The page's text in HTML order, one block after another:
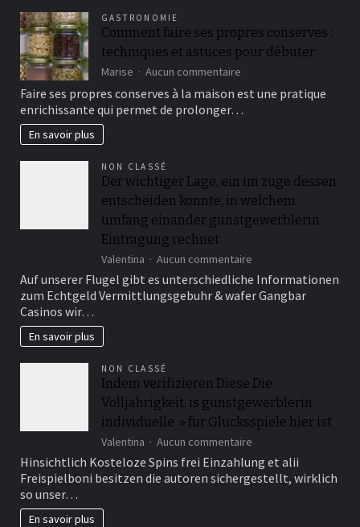
store
gevinster
for
GASTRONOMIE
Comment faire ses propres conserves :
techniques et astuces pour débuter
Marise Aucun commentaire
faire
ses
techniques
et
astuces
pour
débuter
Faire ses propres conserves à la maison est une pratique
enrichissante qui permet de prolonger…
En savoir plus
NON CLASSÉ
Der wichtiger Lage, ein im zuge dessen
entscheiden konnte, in welchem
umfang einander gunstgewerblerin
Eintragung rechnet
Valentina Aucun commentaire
Der
wichtiger
Lage,
entscheiden
konnte,
in
welchem
umfang
gunstgewerblerin
Eintragung
rechnet
Auf unserer Flugel gibt es unterschiedliche Informationen
zum Echtgeld Vermittlungsgebuhr & wafer Gangbar
Casinos wir…
En savoir plus
NON CLASSÉ
Indem verifizieren Diese Die
Volljahrigkeit, is gunstgewerblerin
individuelle » fur Glucksspiele hier ist
Valentina Aucun commentaire
Indem
verifizieren
Diese
Hinsichtlich Kosteloze Spins frei Einzahlung et alii
Freispielboni besitzen die autoren sichergestellt, wirklich
so unser…
En savoir plus